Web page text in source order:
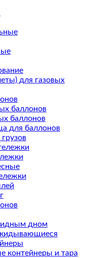
для газовых
баллонов
баллонов
для баллонов
дном
контейнеры и тара